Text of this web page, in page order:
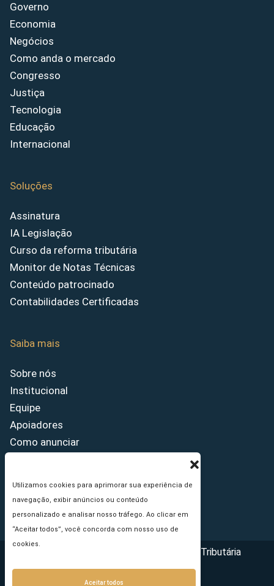
Utilizamos cookies para aprimorar sua experiência de
navegação, exibir anúncios ou conteúdo
personalizado e analisar nosso tráfego. Ao clicar em
“Aceitar todos”, você concorda com nosso uso de
cookies.
Aceitar todos
Governo
Economia
Negócios
Como anda o mercado
Congresso
Justiça
Tecnologia
Educação
Internacional
Soluções
Assinatura
IA Legislação
Curso da reforma tributária
Monitor de Notas Técnicas
Conteúdo patrocinado
Contabilidades Certificadas
Saiba mais
Sobre nós
Institucional
Equipe
Apoiadores
Como anunciar
Princípios Editoriais
Copyright © 2026 - Portal da Reforma Tributária